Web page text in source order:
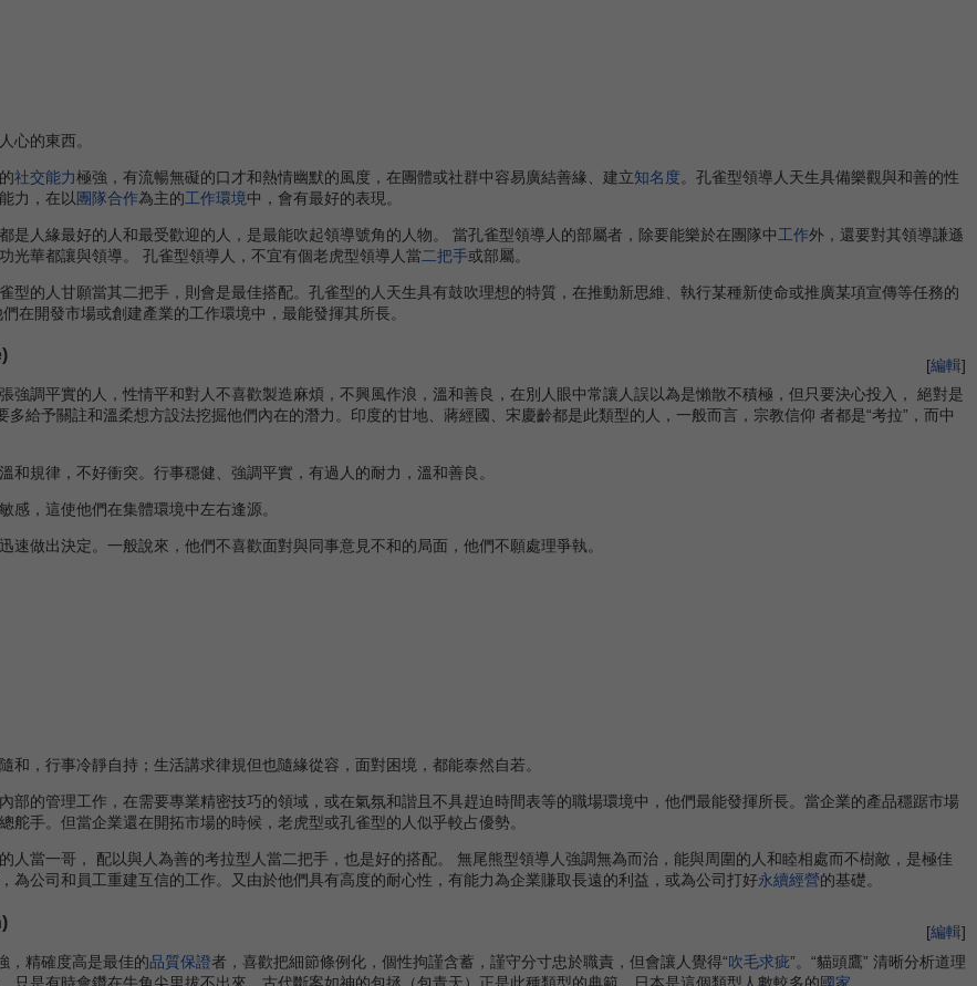
的東西。
社交能力極強，有流暢無礙的口才和熱情幽默的風度，在團體或社群中容易廣結善緣、建立知名度。孔雀型領導人天生具備樂觀與和善的性
力，在以團隊合作為主的工作環境中，會有最好的表現。
人緣最好的人和最受歡迎的人，是最能吹起領導號角的人物。 當孔雀型領導人的部屬者，除要能樂於在團隊中工作外，還要對其領導謙遜
光華都讓與領導。 孔雀型領導人，不宜有個老虎型領導人當二把手或部屬。
的人甘願當其二把手，則會是最佳搭配。孔雀型的人天生具有鼓吹理想的特質，在推動新思維、執行某種新使命或推廣某項宣傳等任務的
在開發市場或創建產業的工作環境中，最能發揮其所長。
[編輯]
調平實的人，性情平和對人不喜歡製造麻煩，不興風作浪，溫和善良，在別人眼中常讓人誤以為是懶散不積極，但只要決心投入， 絕對是
多給予關註和溫柔想方設法挖掘他們內在的潛力。印度的甘地、蔣經國、宋慶齡都是此類型的人，一般而言，宗教信仰 者都是“考拉”，而中
和規律，不好衝突。行事穩健、強調平實，有過人的耐力，溫和善良。
感，這使他們在集體環境中左右逢源。
速做出決定。一般說來，他們不喜歡面對與同事意見不和的局面，他們不願處理爭執。
，行事冷靜自持；生活講求律規但也隨緣從容，面對困境，都能泰然自若。
的管理工作，在需要專業精密技巧的領域，或在氣氛和諧且不具趕迫時間表等的職場環境中，他們最能發揮所長。當企業的產品穩踞市場
舵手。但當企業還在開拓市場的時候，老虎型或孔雀型的人似乎較占優勢。
當一哥， 配以與人為善的考拉型人當二把手，也是好的搭配。 無尾熊型領導人強調無為而治，能與周圍的人和睦相處而不樹敵，是極佳
為公司和員工重建互信的工作。又由於他們具有高度的耐心性，有能力為企業賺取長遠的利益，或為公司打好永續經營的基礎。
[編輯]
精確度高是最佳的品質保證者，喜歡把細節條例化，個性拘謹含蓄，謹守分寸忠於職責，但會讓人覺得“吹毛求疵”。“貓頭鷹” 清晰分析道理